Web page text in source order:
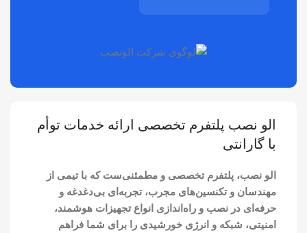
الو نصب پلتفرم تخصصی ارائه خدمات توأم
با گارانتی
الو نصب، پلتفرم تخصصی و مطمئنی‌ست که با تیمی از
مهندسان و تکنسین‌های مجرب، تجربه‌ای بی‌دغدغه و
حرفه‌ای در نصب و راه‌اندازی انواع تجهیزات هوشمند،
امنیتی، شبکه و انرژی خورشیدی را برای شما فراهم